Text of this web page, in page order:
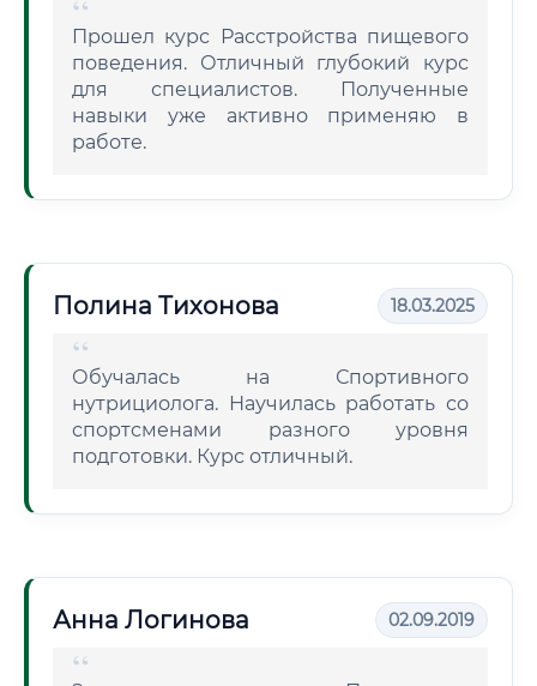
Прошел курс Расстройства пищевого
поведения. Отличный глубокий курс
для специалистов. Полученные
навыки уже активно применяю в
работе.
Полина Тихонова 18.03.2025
Обучалась на Спортивного
нутрициолога. Научилась работать со
спортсменами разного уровня
подготовки. Курс отличный.
Анна Логинова 02.09.2019